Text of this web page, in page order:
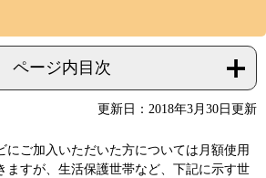
ページ内目次
更新日：2018年3月30日更新
ご加入いただいた方については月額使用
ますが、生活保護世帯など、下記に示す世